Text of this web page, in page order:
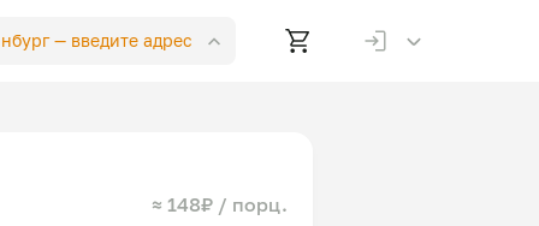
— введите адрес
≈ 148₽ / порц.